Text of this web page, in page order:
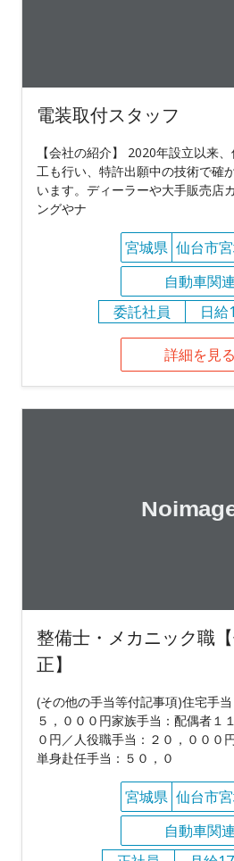
電装取付スタッフ
【会社の紹介】 2020年設立以来
工も行い、特許出願中の技術で確
います。ディーラーや大手販売店
ングやナ
宮城県 仙台市
自動車関連
委託社員
日給
詳細を見る
整備士・メカニック職
正】
(その他の手当等付記事項)住宅手
５，０００円家族手当：配偶者１
０円／人役職手当：２０，０００
単身赴任手当：５０，０
宮城県 仙台市
自動車関連